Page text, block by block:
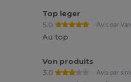
Top leger
5.0
Avis par
Au top
Von produits
3.0
Avis par